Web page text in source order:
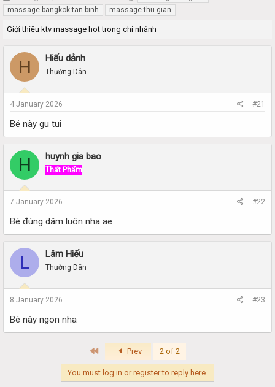
h
r
e
s
t
r
t
r
t
a
r
d
a
t
massage bangkok tan binh
massage thu gian
Giới thiệu ktv massage hot trong chi nhánh
H Hiếu dảnh
Thường Dân
4 January 2026 #21
Bé này gu tui
H huynh gia bao
Thất Phẩm
7 January 2026 #22
Bé đúng dâm luôn nha ae
L Lâm Hiếu
Thường Dân
8 January 2026 #23
Bé này ngon nha
Prev 2 of 2
You must log in or register to reply here.